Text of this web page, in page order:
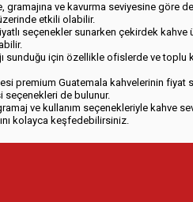
gramajına ve kavurma seviyesine
etkili olabilir.
seçenekler sunarken çekirdek
sunduğu için özellikle ofislerde ve
premium Guatemala kahvelerinin
seçenekleri de bulunur.
ve kullanım seçenekleriyle
kolayca keşfedebilirsiniz.